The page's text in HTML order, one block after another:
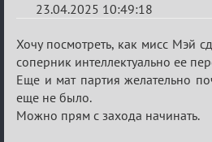
23.04.2025 10:49:18
Re:
Разговоры
о
XIX
ТПК.
Хочу посмотреть, как мисс Мэй
соперник интеллектуально ее
Еще и мат партия желательно
еще не было.
Можно прям с захода начинать.